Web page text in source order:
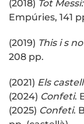
(2018) Tot
Empúries, 141
(2019) This i s
208 pp.
(2021) Els
(2024) Confeti.
(2025) Confeti.